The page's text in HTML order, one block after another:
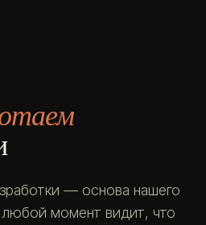
— основа нашего
любой момент видит, что